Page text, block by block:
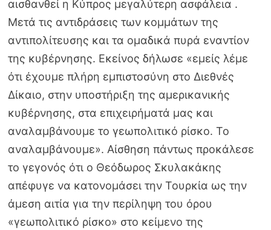
αισθανθεί η Κύπρος μεγαλύτερη ασφάλεια .
Mετά τις αντιδράσεις των κομμάτων της
αντιπολίτευσης και τα ομαδικά πυρά εναντίον
της κυβέρνησης. Εκείνος δήλωσε «εμείς λέμε
ότι έχουμε πλήρη εμπιστοσύνη στο ∆ιεθνές
∆ίκαιο, στην υποστήριξη της αμερικανικής
κυβέρνησης, στα επιχειρήματά μας και
αναλαμβάνουμε το γεωπολιτικό ρίσκο. Το
αναλαμβάνουμε». Αίσθηση πάντως προκάλεσε
το γεγονός ότι ο Θεόδωρος Σκυλακάκης
απέφυγε να κατονομάσει την Τουρκία ως την
άμεση αιτία για την περίληψη του όρου
«γεωπολιτικό ρίσκο» στο κείμενο της